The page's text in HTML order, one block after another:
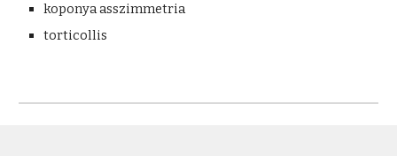
koponya asszimmetria
torticollis